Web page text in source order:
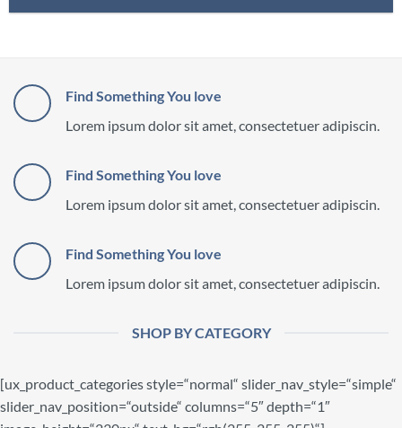
Find Something You love
Lorem ipsum dolor sit amet, consectetuer adipiscin.
Find Something You love
Lorem ipsum dolor sit amet, consectetuer adipiscin.
Find Something You love
Lorem ipsum dolor sit amet, consectetuer adipiscin.
SHOP BY CATEGORY
[ux_product_categories style=“normal“ slider_nav_style=“simple“
slider_nav_position=“outside“ columns=“5″ depth=“1″